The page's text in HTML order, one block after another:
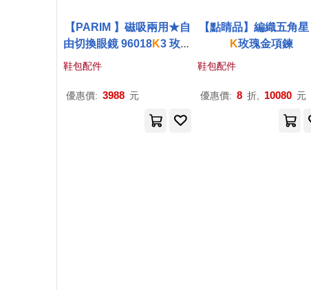
【PARIM 】磁吸兩用★自
由切換眼鏡 96018K3 玫瑰
鞋包配件
優惠價: 3988 元
【點睛品】編織五角
K玫瑰金項鍊
鞋包配件
優惠價: 8 折, 10080 元